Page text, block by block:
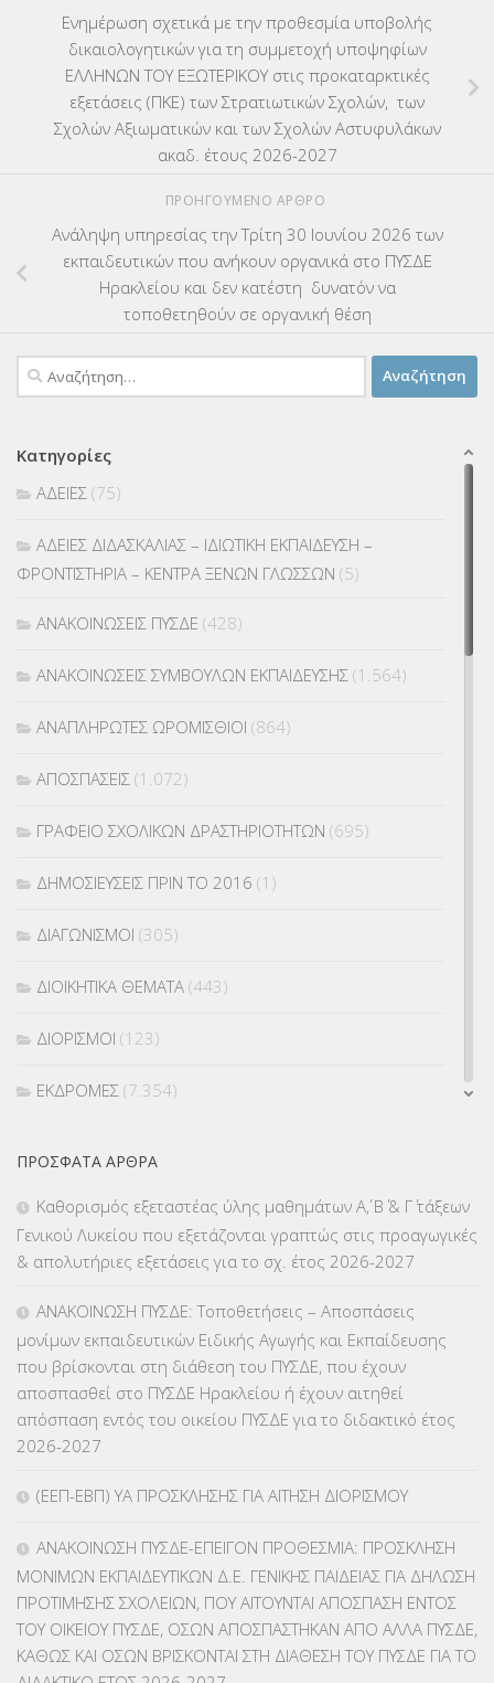
Ενημέρωση σχετικά με την προθεσμία υποβολής
δικαιολογητικών για τη συμμετοχή υποψηφίων
ΕΛΛΗΝΩΝ ΤΟΥ ΕΞΩΤΕΡΙΚΟΥ στις προκαταρκτικές
εξετάσεις (ΠΚΕ) των Στρατιωτικών Σχολών, των
Σχολών Αξιωματικών και των Σχολών Αστυφυλάκων
ακαδ. έτους 2026-2027
ΠΡΟΗΓΟΎΜΕΝΟ ΆΡΘΡΟ
Ανάληψη υπηρεσίας την Τρίτη 30 Ιουνίου 2026 των
εκπαιδευτικών που ανήκουν οργανικά στο ΠΥΣΔΕ
Ηρακλείου και δεν κατέστη δυνατόν να
τοποθετηθούν σε οργανική θέση
Αναζήτηση
για:
Κατηγορίες
ΑΔΕΙΕΣ (75)
ΑΔΕΙΕΣ ΔΙΔΑΣΚΑΛΙΑΣ – ΙΔΙΩΤΙΚΗ ΕΚΠΑΙΔΕΥΣΗ –
ΦΡΟΝΤΙΣΤΗΡΙΑ – ΚΕΝΤΡΑ ΞΕΝΩΝ ΓΛΩΣΣΩΝ (5)
ΑΝΑΚΟΙΝΩΣΕΙΣ ΠΥΣΔΕ (428)
ΑΝΑΚΟΙΝΩΣΕΙΣ ΣΥΜΒΟΥΛΩΝ ΕΚΠΑΙΔΕΥΣΗΣ (1.564)
ΑΝΑΠΛΗΡΩΤΕΣ ΩΡΟΜΙΣΘΙΟΙ (864)
ΑΠΟΣΠΑΣΕΙΣ (1.072)
ΓΡΑΦΕΙΟ ΣΧΟΛΙΚΩΝ ΔΡΑΣΤΗΡΙΟΤΗΤΩΝ (695)
ΔΗΜΟΣΙΕΥΣΕΙΣ ΠΡΙΝ ΤΟ 2016 (1)
ΔΙΑΓΩΝΙΣΜΟΙ (305)
ΔΙΟΙΚΗΤΙΚΑ ΘΕΜΑΤΑ (443)
ΔΙΟΡΙΣΜΟΙ (123)
ΕΚΔΡΟΜΕΣ (7.354)
ΕΠΙΜΟΡΦΩΣΗ Τ.Π.Ε.(10)
ΚΕΣΥ(60)
ΚΕΣΥΠ(109)
ΚΠγ – ΚΡΑΤΙΚΟ ΠΙΣΤΟΠΟΙΗΤΙΚΟ ΓΛΩΣΣΟΜΑΘΕΙΑΣ
ΚΠπ- ΚΡΑΤΙΚΟ ΠΙΣΤΟΠΟΙΗΤΙΚΟ ΠΛΗΡΟΦΟΡΙΚΗΣ(12)
ΛΟΙΠΑ(309)
ΜΑΘΗΤΕΙΑ(275)
ΜΕΤΑΘΕΣΕΙΣ-ΤΟΠΟΘΕΤΗΣΕΙΣ ΒΕΛΤΙΩΣΕΙΣ(319)
ΠΡΌΣΦΑΤΑ ΆΡΘΡΑ
Καθορισμός εξεταστέας ύλης μαθημάτων Α΄, Β΄ & Γ΄ τάξεων
Γενικού Λυκείου που εξετάζονται γραπτώς στις προαγωγικές
& απολυτήριες εξετάσεις για το σχ. έτος 2026-2027
ΑΝΑΚΟΙΝΩΣΗ ΠΥΣΔΕ: Τοποθετήσεις – Αποσπάσεις
μονίμων εκπαιδευτικών Ειδικής Αγωγής και Εκπαίδευσης
που βρίσκονται στη διάθεση του ΠΥΣΔΕ, που έχουν
αποσπασθεί στο ΠΥΣΔΕ Ηρακλείου ή έχουν αιτηθεί
απόσπαση εντός του οικείου ΠΥΣΔΕ για το διδακτικό έτος
2026-2027
(ΕΕΠ-ΕΒΠ) ΥΑ ΠΡΟΣΚΛΗΣΗΣ ΓΙΑ ΑΙΤΗΣΗ ΔΙΟΡΙΣΜΟΥ
ΑΝΑΚΟΙΝΩΣΗ ΠΥΣΔΕ-ΕΠΕΙΓΟΝ ΠΡΟΘΕΣΜΙΑ: ΠΡΟΣΚΛΗΣΗ
ΜΟΝΙΜΩΝ ΕΚΠΑΙΔΕΥΤΙΚΩΝ Δ.Ε. ΓΕΝΙΚΗΣ ΠΑΙΔΕΙΑΣ ΓΙΑ ΔΗΛΩΣΗ
ΠΡΟΤΙΜΗΣΗΣ ΣΧΟΛΕΙΩΝ, ΠΟΥ ΑΙΤΟΥΝΤΑΙ ΑΠΟΣΠΑΣΗ ΕΝΤΟΣ
ΤΟΥ ΟΙΚΕΙΟΥ ΠΥΣΔΕ, ΟΣΩΝ ΑΠΟΣΠΑΣΤΗΚΑΝ ΑΠΟ ΑΛΛΑ ΠΥΣΔΕ,
ΚΑΘΩΣ ΚΑΙ ΟΣΩΝ ΒΡΙΣΚΟΝΤΑΙ ΣΤΗ ΔΙΑΘΕΣΗ ΤΟΥ ΠΥΣΔΕ ΓΙΑ ΤΟ